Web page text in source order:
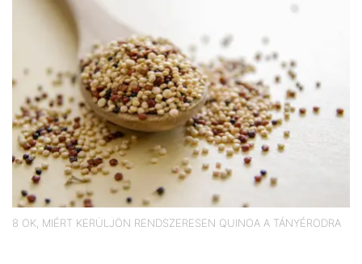
8 OK, MIÉRT KERÜLJÖN RENDSZERESEN QUINOA A TÁNYÉRODRA